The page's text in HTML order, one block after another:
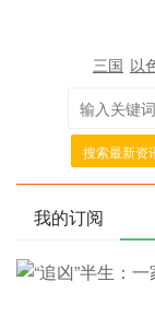
三国 以
搜索最新资
我的订阅